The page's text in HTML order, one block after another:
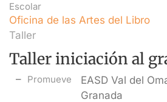
Escolar
Oficina de las Artes del Libro
Taller
Taller iniciación al
Promueve
EASD Val del
Granada